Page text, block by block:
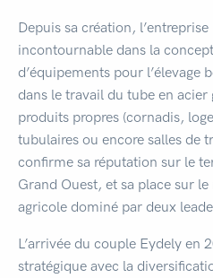
Depuis sa création,
incontournable dans la
d’équipements pour l’élevage
dans le travail du tube en acier
produits propres (cornadis,
tubulaires ou encore salles de
confirme sa réputation sur le
Grand Ouest, et sa place sur
agricole dominé par deux
L’arrivée du couple Eydely en
stratégique avec la